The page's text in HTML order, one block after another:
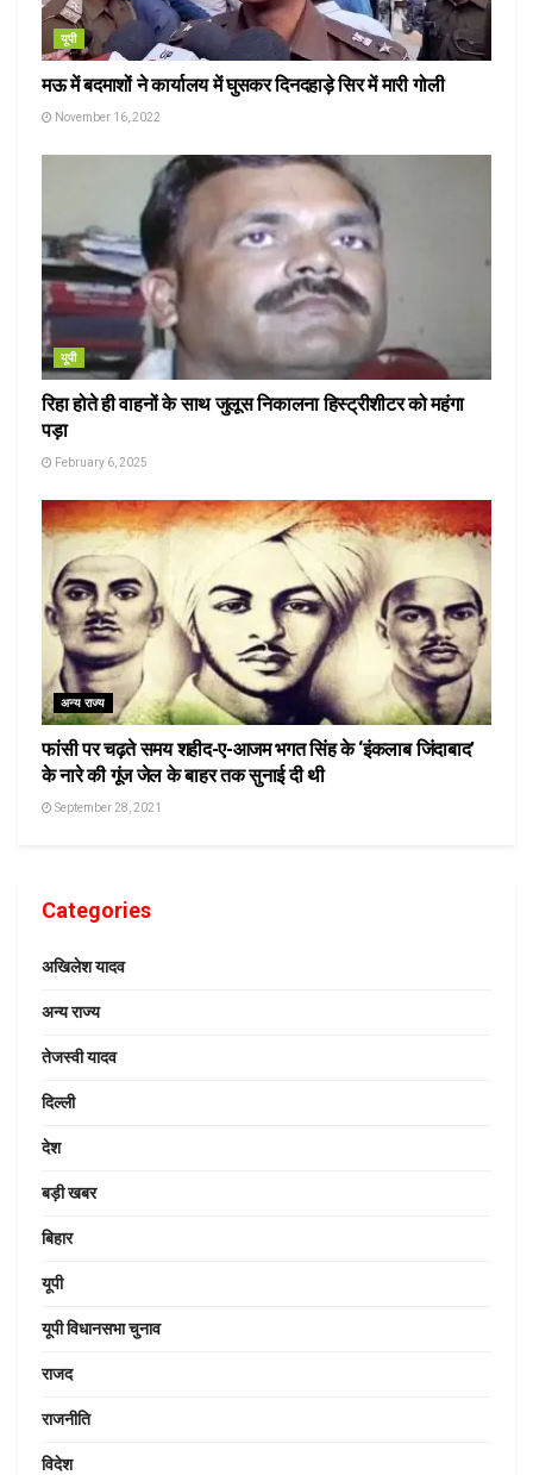
यूपी
मऊ में बदमाशों ने कार्यालय में घुसकर दिनदहाड़े सिर में मारी गोली
November 16, 2022
यूपी
रिहा होते ही वाहनों के साथ जुलूस निकालना हिस्ट्रीशीटर को महंगा
पड़ा
February 6, 2025
अन्य राज्य
फांसी पर चढ़ते समय शहीद-ए-आजम भगत सिंह के ‘इंकलाब जिंदाबाद’
के नारे की गूंज जेल के बाहर तक सुनाई दी थी
September 28, 2021
Categories
अखिलेश यादव
अन्य राज्य
तेजस्वी यादव
दिल्ली
देश
बड़ी खबर
बिहार
यूपी
यूपी विधानसभा चुनाव
राजद
राजनीति
विदेश